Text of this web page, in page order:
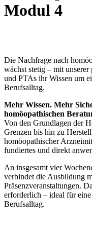
Modul 4
Die Nachfrage nach
wächst stetig – mit
und PTAs ihr Wissen um
Berufsalltag.
Mehr Wissen. Mehr
homöopathischen
Von den Grundlagen der
Grenzen bis hin zu
homöopathischer
fundiertes und direkt
An insgesamt vier
verbindet die Ausbildung
Präsenzveranstaltungen.
erforderlich – ideal für
Berufsalltag.